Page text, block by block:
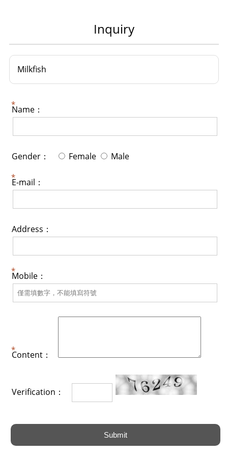
Inquiry
Milkfish
Name：
Gender： Female Male
E-mail：
Address：
Mobile：
Content：
Verification：